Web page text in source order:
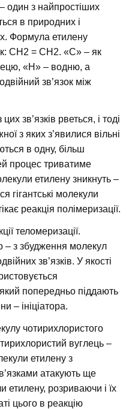
один з найпростіших
в природних і
Формула етилену
СН2 = СН2. «С» – як
«Н» – водню, а
зв’язок між
зв’язків рветься, і тоді
з яких з’явилися вільні
в одну, більш
процес триватиме
етилену зникнуть –
гігантські молекули
реакція полімеризації.
теломеризації.
– з збудження молекул
зв’язків. У якості
попередньо піддають
– ініціатора.
чотирихлористого
вуглець –
етилену з
атакують ще
етилену, розриваючи і їх
цього в реакцію